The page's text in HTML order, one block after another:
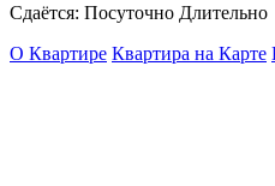
Сдаётся: Посуточно Длительно
О Квартире Квартира на Карте